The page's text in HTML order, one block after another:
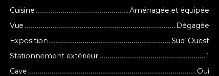
Cuisine
Aménagée et équipée
Vue
Dégagée
Exposition
Sud-Ouest
Stationnement extérieur
1
Cave
Oui